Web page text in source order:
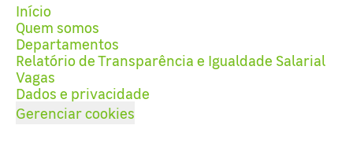
Início
Quem somos
Departamentos
Relatório de Transparência e Igualdade Salarial
Vagas
Dados e privacidade
Gerenciar cookies